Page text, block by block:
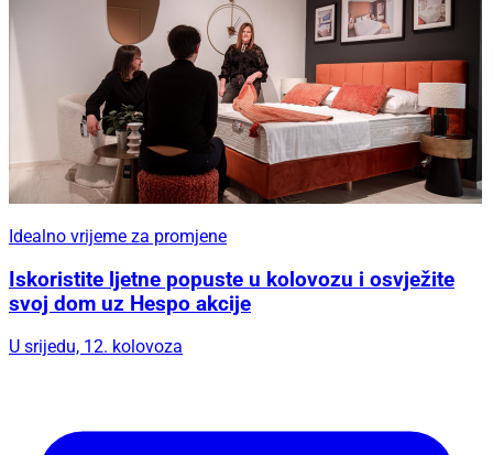
Idealno vrijeme za promjene
Iskoristite ljetne popuste u kolovozu i osvježite
svoj dom uz Hespo akcije
U srijedu, 12. kolovoza